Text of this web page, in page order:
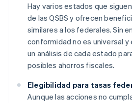
Hay varios estados que
de las QSBS y ofrecen
similares a los federales. Sin
conformidad no es universal y
un análisis de cada estado
posibles ahorros fiscales.
Elegibilidad para tasas
Aunque las acciones no